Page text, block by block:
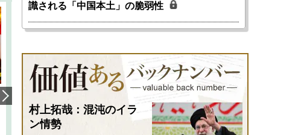
韓国にも理解してほしい「極東
1905年体制」における日米韓安
全保障協力の意味
千々和泰明
ホルムズ海峡危機で加速したエ
ネルギー転換が「中国依存」に
行き着くリスク
小山堅
識される「中国本土」の脆弱性
村上拓哉：混沌のイラ
ン情勢